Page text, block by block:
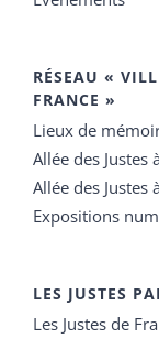
RÉSEAU «
FRANCE »
Lieux de
Allée des Justes
Allée des Justes
Expositions
LES JUSTES
Les Justes de